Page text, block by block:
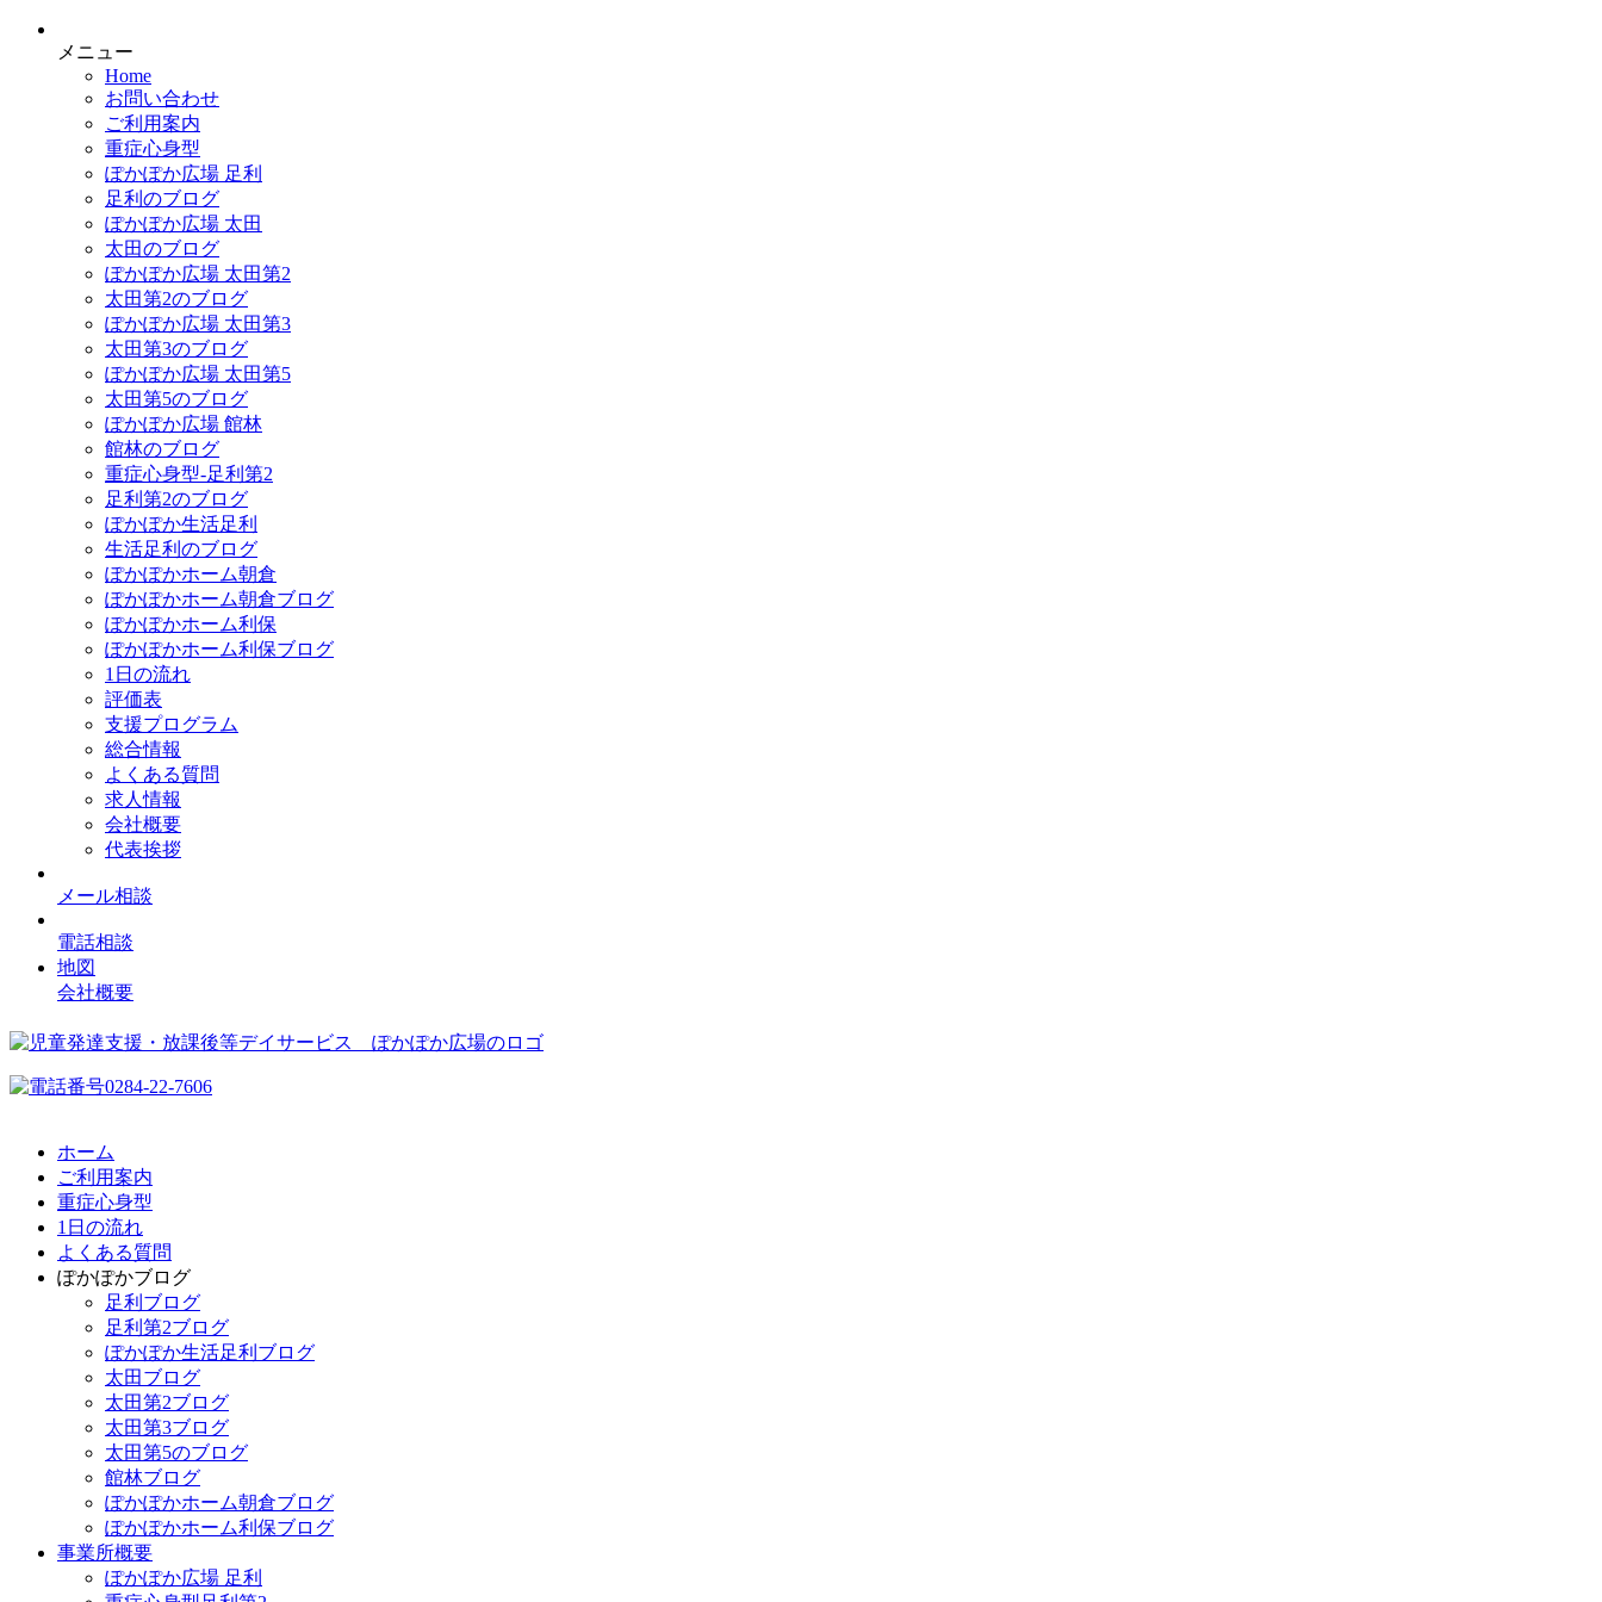
メニュー
Home
お問い合わせ
ご利用案内
重症心身型
ぽかぽか広場 足利
足利のブログ
ぽかぽか広場 太田
太田のブログ
ぽかぽか広場 太田第2
太田第2のブログ
ぽかぽか広場 太田第3
太田第3のブログ
ぽかぽか広場 太田第5
太田第5のブログ
ぽかぽか広場 館林
館林のブログ
重症心身型-足利第2
足利第2のブログ
ぽかぽか生活足利
生活足利のブログ
ぽかぽかホーム朝倉
ぽかぽかホーム朝倉ブログ
ぽかぽかホーム利保
ぽかぽかホーム利保ブログ
1日の流れ
評価表
支援プログラム
総合情報
よくある質問
求人情報
会社概要
代表挨拶
メール相談
電話相談
地図
会社概要
ホーム
ご利用案内
重症心身型
1日の流れ
よくある質問
ぽかぽかブログ
足利ブログ
足利第2ブログ
ぽかぽか生活足利ブログ
太田ブログ
太田第2ブログ
太田第3ブログ
太田第5のブログ
館林ブログ
ぽかぽかホーム朝倉ブログ
ぽかぽかホーム利保ブログ
事業所概要
ぽかぽか広場 足利